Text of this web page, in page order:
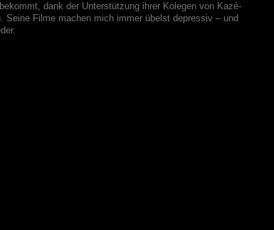
dank der Unterstützung ihrer Kolegen von Kazé-
Seine Filme machen mich immer übelst depressiv – und